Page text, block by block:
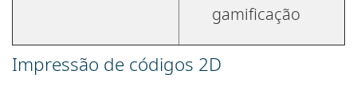
gamificação
Impressão de códigos 2D